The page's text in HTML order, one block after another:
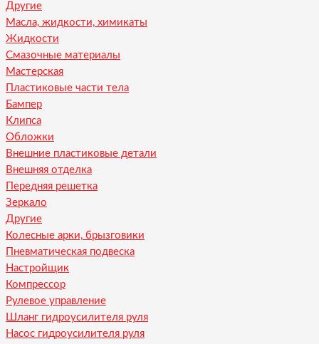
Другие
Масла, жидкости, химикаты
Жидкости
Смазочные материалы
Мастерская
Пластиковые части тела
Бампер
Клипса
Обложки
Внешние пластиковые детали
Внешняя отделка
Передняя решетка
Зеркало
Другие
Колесные арки, брызговики
Пневматическая подвеска
Настройщик
Компрессор
Рулевое управление
Шланг гидроусилителя руля
Насос гидроусилителя руля